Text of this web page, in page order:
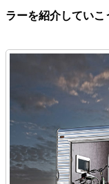
ラーを紹介していこ